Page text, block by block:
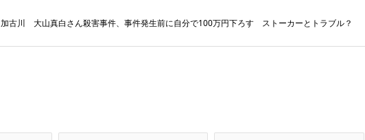
加古川 大山真白さん殺害事件、事件発生前に自分で100万円下ろす ストーカーとトラブル？